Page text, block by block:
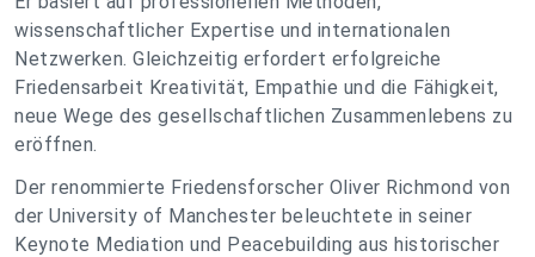
wissenschaftlicher Expertise und internationalen
Netzwerken. Gleichzeitig erfordert erfolgreiche
Friedensarbeit Kreativität, Empathie und die Fähigkeit,
neue Wege des gesellschaftlichen Zusammenlebens zu
eröffnen.
Der renommierte Friedensforscher Oliver Richmond von
der University of Manchester beleuchtete in seiner
Keynote Mediation und Peacebuilding aus historischer